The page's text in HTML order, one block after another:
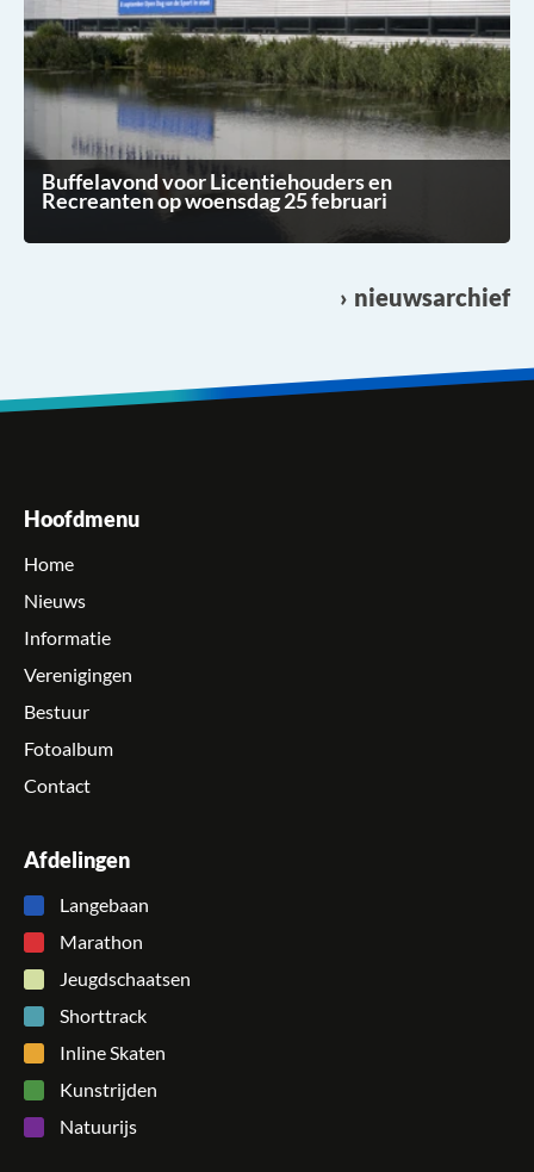
Buffelavond voor Licentiehouders en
Recreanten op woensdag 25 februari
nieuwsarchief
Hoofdmenu
Home
Nieuws
Informatie
Verenigingen
Bestuur
Fotoalbum
Contact
Afdelingen
Langebaan
Marathon
Jeugdschaatsen
Shorttrack
Inline Skaten
Kunstrijden
Natuurijs